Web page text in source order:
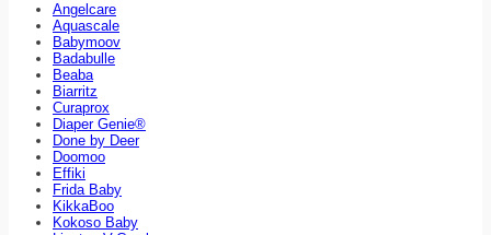
Angelcare
Aquascale
Babymoov
Badabulle
Beaba
Biarritz
Curaprox
Diaper Genie®
Done by Deer
Doomoo
Effiki
Frida Baby
KikkaBoo
Kokoso Baby